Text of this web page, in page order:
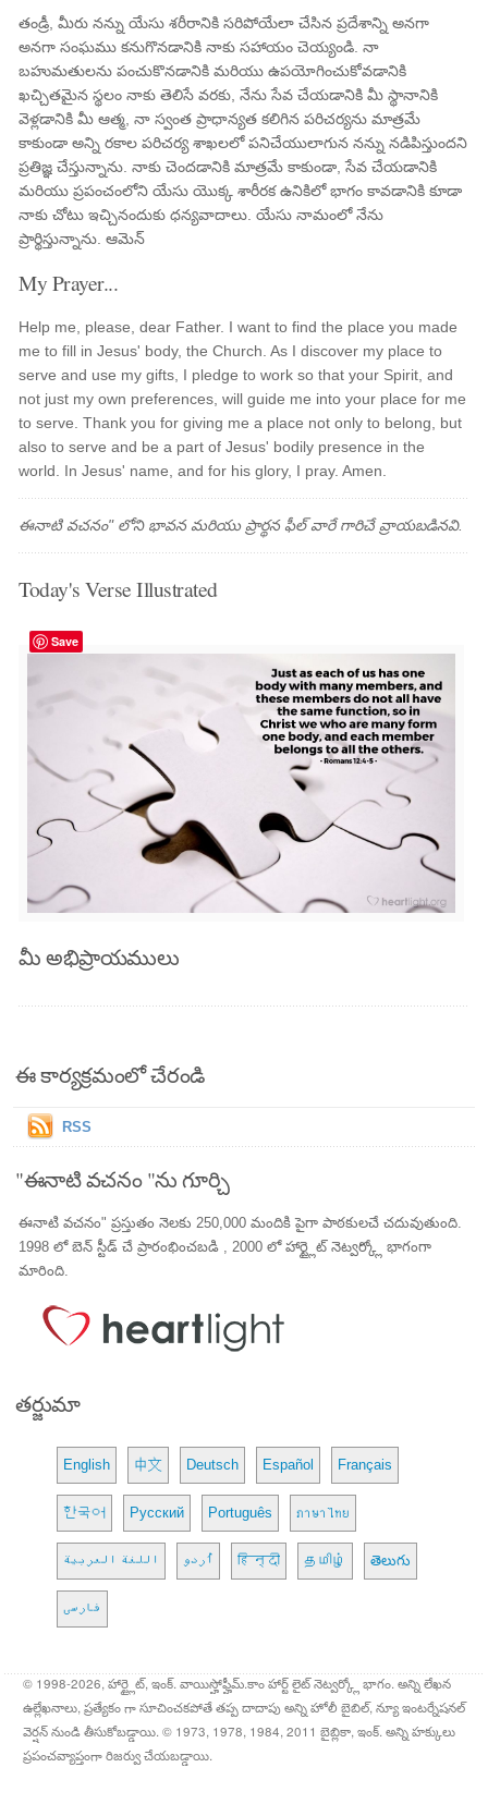
తండ్రీ, మీరు నన్ను యేసు శరీరానికి సరిపోయేలా చేసిన ప్రదేశాన్ని అనగా
అనగా సంఘము కనుగొనడానికి నాకు సహాయం చెయ్యండి. నా
బహుమతులను పంచుకొనడానికి మరియు ఉపయోగించుకోవడానికి
ఖచ్చితమైన స్థలం నాకు తెలిసే వరకు, నేను సేవ చేయడానికి మీ స్థానానికి
వెళ్లడానికి మీ ఆత్మ, నా స్వంత ప్రాధాన్యత కలిగిన పరిచర్యను మాత్రమే
కాకుండా అన్ని రకాల పరిచర్య శాఖలలో పనిచేయులాగున నన్ను నడిపిస్తుందని
ప్రతిజ్ఞ చేస్తున్నాను. నాకు చెందడానికి మాత్రమే కాకుండా, సేవ చేయడానికి
మరియు ప్రపంచంలోని యేసు యొక్క శారీరక ఉనికిలో భాగం కావడానికి కూడా
నాకు చోటు ఇచ్చినందుకు ధన్యవాదాలు. యేసు నామంలో నేను
ప్రార్థిస్తున్నాను. ఆమెన్
My Prayer...
Help me, please, dear Father. I want to find the place you made
me to fill in Jesus' body, the Church. As I discover my place to
serve and use my gifts, I pledge to work so that your Spirit, and
not just my own preferences, will guide me into your place for me
to serve. Thank you for giving me a place not only to belong, but
also to serve and be a part of Jesus' bodily presence in the
world. In Jesus' name, and for his glory, I pray. Amen.
ఈనాటి వచనం" లోని భావన మరియు ప్రార్థన ఫీల్ వారే గారిచే వ్రాయబడినవి.
Today's Verse Illustrated
Save
మీ అభిప్రాయములు
ఈ కార్యక్రమంలో చేరండి
RSS
"ఈనాటి వచనం "ను గూర్చి
ఈనాటి వచనం" ప్రస్తుతం నెలకు 250,000 మందికి పైగా పాఠకులచే చదువుతుంది.
1998 లో బెన్ స్టీడ్ చే ప్రారంభించబడి , 2000 లో హార్ట్లైట్ నెట్వర్క్లో భాగంగా
మారింది.
తర్జుమా
English 中文 Deutsch Español Français
한국어 Русский Português ภาษาไทย
اللغة العربية اُردو हिन्दी தமிழ் తెలుగు
فارسی
© 1998-2026, హార్ట్లైట్, ఇంక్. వాయిస్హోఫ్హీమ్.కాం హార్ట్ లైట్ నెట్వర్క్లో భాగం. అన్ని లేఖన
ఉల్లేఖనాలు, ప్రత్యేకం గా సూచించకపోతే తప్ప దాదాపు అన్ని హోలీ బైబిల్, న్యూ ఇంటర్నేషనల్
వెర్షన్ నుండి తీసుకోబడ్డాయి. © 1973, 1978, 1984, 2011 బైబ్లికా, ఇంక్. అన్ని హక్కులు
ప్రపంచవ్యాప్తంగా రిజర్వు చేయబడ్డాయి.